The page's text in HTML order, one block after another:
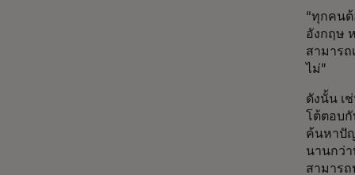
“ทุกคนต้
อังกฤษ
สามาร
ไม่”
ดังนั้น เ
โต้ตอบ
ค้นหาปั
นานกว่า
สามาร